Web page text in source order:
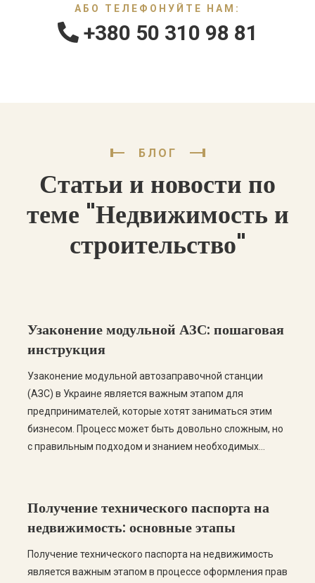
АБО ТЕЛЕФОНУЙТЕ НАМ:
+380 50 310 98 81
БЛОГ
Статьи и новости по
теме "Недвижимость и
строительство"
Узаконение модульной АЗС: пошаговая
инструкция
Узаконение модульной автозаправочной станции
(АЗС) в Украине является важным этапом для
предпринимателей, которые хотят заниматься этим
бизнесом. Процесс может быть довольно сложным, но
с правильным подходом и знанием необходимых
ответим на самые частые вопросы. […]
Получение технического паспорта на
недвижимость: основные этапы
Получение технического паспорта на недвижимость
является важным этапом в процессе оформления прав